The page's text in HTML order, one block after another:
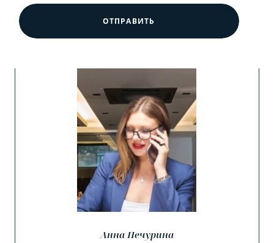
ОТПРАВИТЬ
Анна Печурина